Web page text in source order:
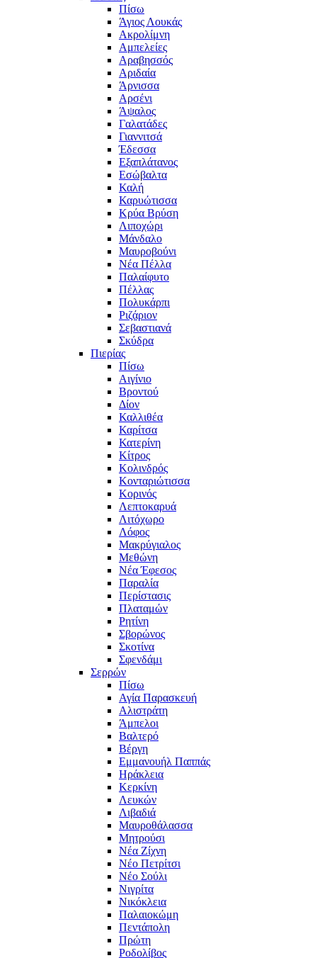
Πίσω
Άγιος Λουκάς
Ακρολίμνη
Αμπελείες
Αραβησσός
Αριδαία
Άρνισσα
Αρσένι
Άψαλος
Γαλατάδες
Γιαννιτσά
Έδεσσα
Εξαπλάτανος
Εσώβαλτα
Καλή
Καρυώτισσα
Κρύα Βρύση
Λιποχώρι
Μάνδαλο
Μαυροβούνι
Νέα Πέλλα
Παλαίφυτο
Πέλλας
Πολυκάρπι
Ριζάριον
Σεβαστιανά
Σκύδρα
Πιερίας
Πίσω
Αιγίνιο
Βροντού
Δίον
Καλλιθέα
Καρίτσα
Κατερίνη
Κίτρος
Κολινδρός
Κονταριώτισσα
Κορινός
Λεπτοκαρυά
Λιτόχωρο
Λόφος
Μακρύγιαλος
Μεθώνη
Νέα Έφεσος
Παραλία
Περίστασις
Πλαταμών
Ρητίνη
Σβορώνος
Σκοτίνα
Σφενδάμι
Σερρών
Πίσω
Αγία Παρασκευή
Αλιστράτη
Άμπελοι
Βαλτερό
Βέργη
Εμμανουήλ Παππάς
Ηράκλεια
Κερκίνη
Λευκών
Λιβαδιά
Μαυροθάλασσα
Μητρούσι
Νέα Ζίχνη
Νέο Πετρίτσι
Νέο Σούλι
Νιγρίτα
Νικόκλεια
Παλαιοκώμη
Πεντάπολη
Πρώτη
Ροδολίβος